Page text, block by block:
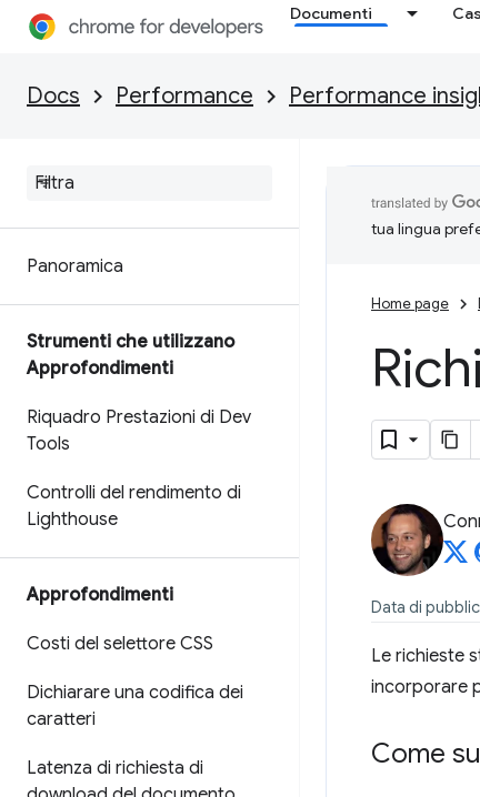
Documenti
Docs Performance Performance
Panoramica
Strumenti che utilizzano
Approfondimenti
Riquadro Prestazioni di Dev
Tools
Controlli del rendimento di
Lighthouse
Approfondimenti
Costi del selettore CSS
Dichiarare una codifica dei
caratteri
Latenza di richiesta di
tua lingua
Home page
Data di
Le richieste
incorporare
Come